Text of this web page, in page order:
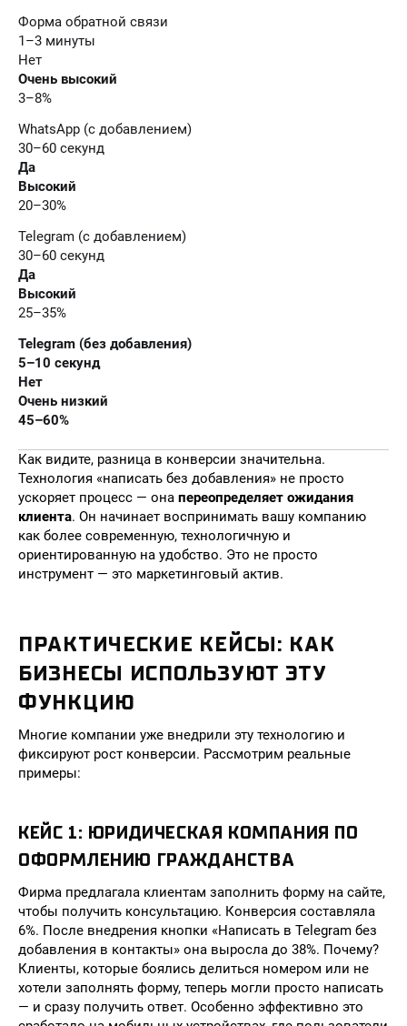
Форма обратной связи
1–3 минуты
Нет
Очень высокий
3–8%
WhatsApp (с добавлением)
30–60 секунд
Да
Высокий
20–30%
Telegram (с добавлением)
30–60 секунд
Да
Высокий
25–35%
Telegram (без добавления)
5–10 секунд
Нет
Очень низкий
45–60%
Как видите, разница в конверсии значительна.
Технология «написать без добавления» не просто
ускоряет процесс — она переопределяет ожидания
клиента. Он начинает воспринимать вашу компанию
как более современную, технологичную и
ориентированную на удобство. Это не просто
инструмент — это маркетинговый актив.
ПРАКТИЧЕСКИЕ КЕЙСЫ: КАК
БИЗНЕСЫ ИСПОЛЬЗУЮТ ЭТУ
ФУНКЦИЮ
Многие компании уже внедрили эту технологию и
фиксируют рост конверсии. Рассмотрим реальные
примеры:
КЕЙС 1: ЮРИДИЧЕСКАЯ КОМПАНИЯ ПО
ОФОРМЛЕНИЮ ГРАЖДАНСТВА
Фирма предлагала клиентам заполнить форму на сайте,
чтобы получить консультацию. Конверсия составляла
6%. После внедрения кнопки «Написать в Telegram без
добавления в контакты» она выросла до 38%. Почему?
Клиенты, которые боялись делиться номером или не
хотели заполнять форму, теперь могли просто написать
— и сразу получить ответ. Особенно эффективно это